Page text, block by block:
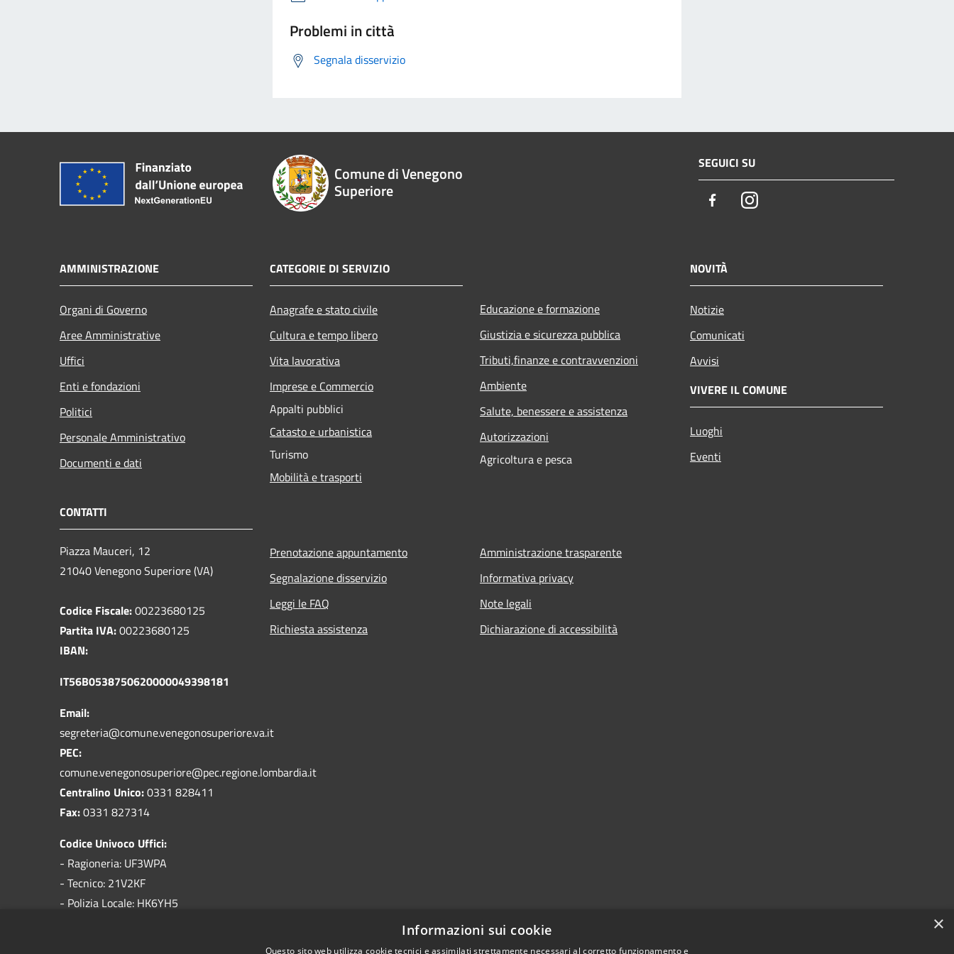
Problemi in città
Segnala disservizio
Comune di Venegono
Superiore
SEGUICI SU
FacebookInstagram
AMMINISTRAZIONE
Organi di Governo
Aree Amministrative
Uffici
Enti e fondazioni
Politici
Personale Amministrativo
Documenti e dati
CATEGORIE DI SERVIZIO
Anagrafe e stato civile
Cultura e tempo libero
Vita lavorativa
Imprese e Commercio
Appalti pubblici
Catasto e urbanistica
Turismo
Mobilità e trasporti
Educazione e formazione
Giustizia e sicurezza pubblica
Tributi,finanze e contravvenzioni
Ambiente
Salute, benessere e assistenza
Autorizzazioni
Agricoltura e pesca
NOVITÀ
Notizie
Comunicati
Avvisi
VIVERE IL COMUNE
Luoghi
Eventi
CONTATTI
Piazza Mauceri, 12
21040 Venegono Superiore (VA)
Codice Fiscale:00223680125
Partita IVA:00223680125
IBAN:
IT56B0538750620000049398181
Email:
segreteria@comune.venegonosuperiore.va.it
PEC:
comune.venegonosuperiore@pec.regione.lombardia.it
Centralino Unico:0331 828411
Fax:0331 827314
Codice Univoco Uffici:
- Ragioneria: UF3WPA
- Tecnico: 21V2KF
- Polizia Locale: HK6YH5
Prenotazione appuntamento
Segnalazione disservizio
Leggi le FAQ
Richiesta assistenza
Amministrazione trasparente
Informativa privacy
Note legali
Dichiarazione di accessibilità
×
Informazioni sui cookie
Questo sito web utilizza cookie tecnici e assimilati strettamente necessari al corretto funzionamento e